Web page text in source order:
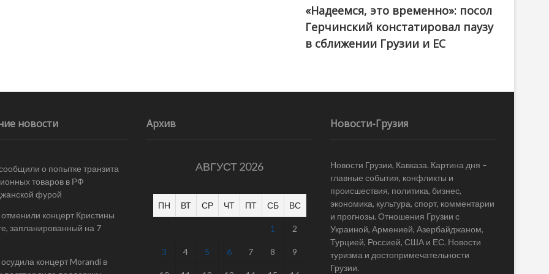
«Надеемся, это временно»: посол
Герчинский констатировал паузу
в сближении Грузии и ЕС
новости
о попытке транзита
товаров в РФ
фурой
концерт Кристины
запланированный на 7
концерт Morandi в
Архив
АВГУСТ 2026
ПН ВТ СР ЧТ ПТ СБ ВС
1 2
3 4 5 6 7 8 9
Новости-Грузия
Новости Грузии, Кавказа. Картина дня –
главные события, конфликты и
происшествия, политика, бизнес,
экономика, культура, спорт, комментарии
и прогнозы. Отношения Грузии с
Украиной, Арменией, Азербайджаном,
Турцией, Россией, США и ЕС. Новости
туризма и достопримечательности
Грузии.